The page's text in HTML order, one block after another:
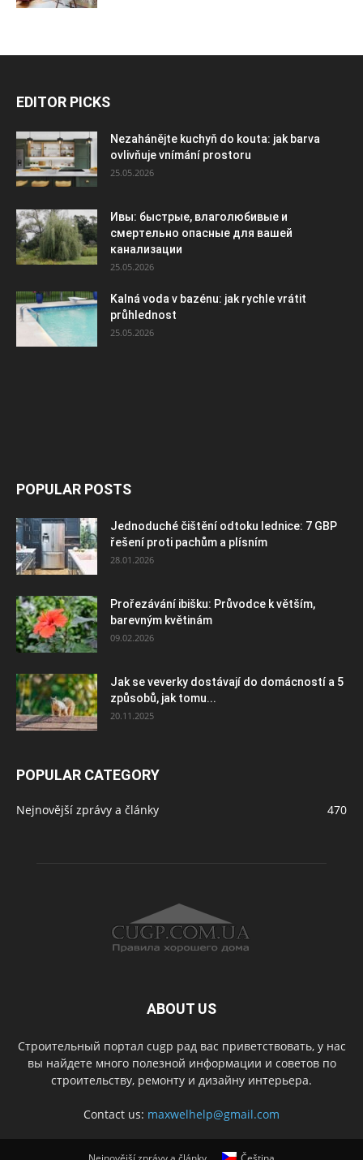
EDITOR PICKS
Nezahánějte kuchyň do kouta: jak barva
ovlivňuje vnímání prostoru
25.05.2026
Ивы: быстрые, влаголюбивые и
смертельно опасные для вашей
канализации
25.05.2026
Kalná voda v bazénu: jak rychle vrátit
průhlednost
25.05.2026
POPULAR POSTS
Jednoduché čištění odtoku lednice: 7 GBP
řešení proti pachům a plísním
28.01.2026
Prořezávání ibišku: Průvodce k větším,
barevným květinám
09.02.2026
Jak se veverky dostávají do domácností a 5
způsobů, jak tomu...
20.11.2025
POPULAR CATEGORY
Nejnovější zprávy a články 470
ABOUT US
Строительный портал cugp рад вас приветствовать, у нас
вы найдете много полезной информации и советов по
строительству, ремонту и дизайну интерьера.
Contact us: maxwelhelp@gmail.com